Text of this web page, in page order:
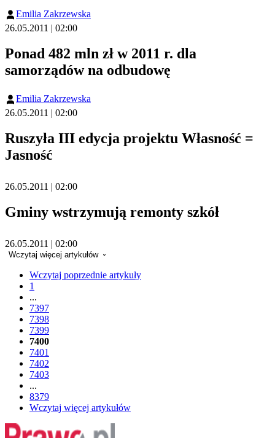
Emilia Zakrzewska
26.05.2011 | 02:00
Ponad 482 mln zł w 2011 r. dla
samorządów na odbudowę
Emilia Zakrzewska
26.05.2011 | 02:00
Ruszyła III edycja projektu Własność =
Jasność
26.05.2011 | 02:00
Gminy wstrzymują remonty szkół
26.05.2011 | 02:00
Wczytaj więcej artykułów
Wczytaj poprzednie artykuły
1
...
7397
7398
7399
7400
7401
7402
7403
...
8379
Wczytaj więcej artykułów